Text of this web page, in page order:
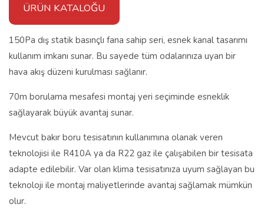
ÜRÜN KATALOĞU
150Pa dış statik basınçlı fana sahip seri, esnek kanal tasarımı
kullanım imkanı sunar. Bu sayede tüm odalarınıza uyan bir
hava akış düzeni kurulması sağlanır.
70m borulama mesafesi montaj yeri seçiminde esneklik
sağlayarak büyük avantaj sunar.
Mevcut bakır boru tesisatının kullanımına olanak veren
teknolojisi ile R410A ya da R22 gaz ile çalışabilen bir tesisata
adapte edilebilir. Var olan klima tesisatınıza uyum sağlayan bu
teknoloji ile montaj maliyetlerinde avantaj sağlamak mümkün
olur.